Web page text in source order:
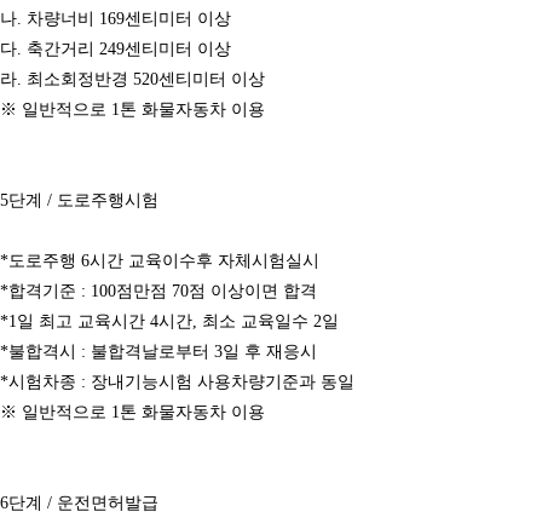
나. 차량너비 169센티미터 이상
다. 축간거리 249센티미터 이상
라. 최소회정반경 520센티미터 이상
※ 일반적으로 1톤 화물자동차 이용
5단계 / 도로주행시험
*도로주행 6시간 교육이수후 자체시험실시
*합격기준 : 100점만점 70점 이상이면 합격
*1일 최고 교육시간 4시간, 최소 교육일수 2일
*불합격시 : 불합격날로부터 3일 후 재응시
*시험차종 : 장내기능시험 사용차량기준과 동일
※ 일반적으로 1톤 화물자동차 이용
6단계 / 운전면허발급